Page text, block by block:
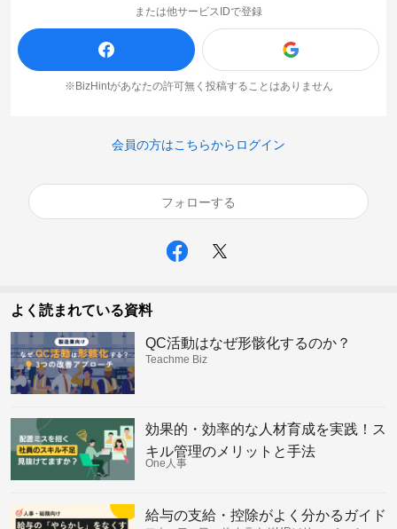
または他サービスIDで登録
※BizHintがあなたの許可無く投稿することはありません
会員の方はこちらからログイン
フォローする
よく読まれている資料
QC活動はなぜ形骸化するのか？
Teachme Biz
効果的・効率的な人材育成を実践！ス
キル管理のメリットと手法
One人事
給与の支給・控除がよく分かるガイド